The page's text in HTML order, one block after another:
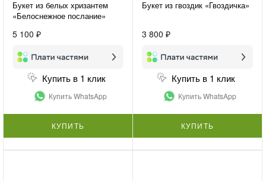
Букет из белых хризантем
«Белоснежное послание»
5 100 ₽
Купить в 1 клик
Купить WhatsApp
КУПИТЬ
Букет из гвоздик «Гвоздичка»
3 800 ₽
Купить в 1 клик
Купить WhatsApp
КУПИТЬ